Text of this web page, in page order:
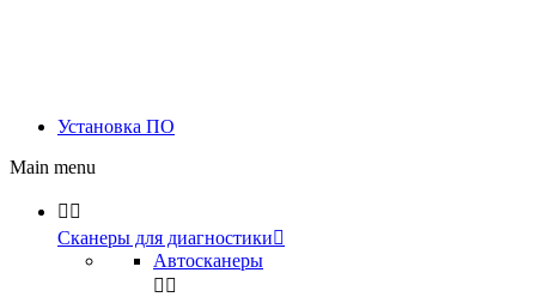
Установка ПО
Main menu
 
Сканеры для диагностики
Автосканеры
 